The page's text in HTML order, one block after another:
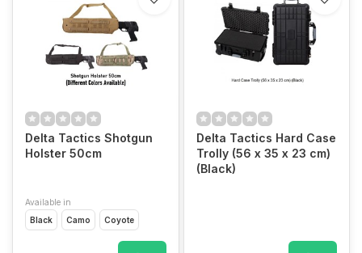
Wij garanderen de beste prijzen
Delta Tactics Shotgun
Holster 50cm
Available in
Black
Camo Coyote
Delta Tactics Hard Case
Trolly (56 x 35 x 23 cm)
(Black)